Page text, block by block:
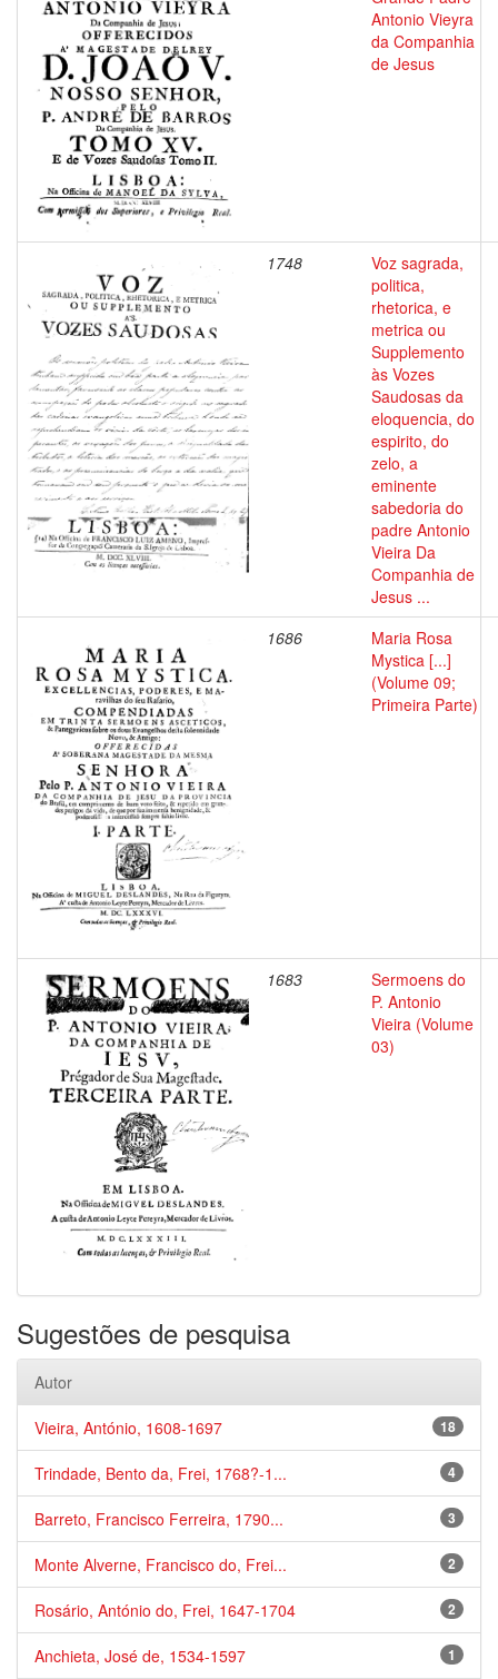
Antonio Vieyra
da Companhia
de Jesus
1748
Voz sagrada,
politica,
rhetorica, e
metrica ou
Supplemento
às Vozes
Saudosas da
eloquencia, do
espirito, do
zelo, a
eminente
sabedoria do
padre Antonio
Vieira Da
Companhia de
Jesus ...
1686
Maria Rosa
Mystica [...]
(Volume 09;
Primeira Parte)
1683
Sermoens do
P. Antonio
Vieira (Volume
03)
Sugestões de pesquisa
Autor
18
Vieira, António, 1608-1697
4
Trindade, Bento da, Frei, 1768?-1...
3
Barreto, Francisco Ferreira, 1790...
2
Monte Alverne, Francisco do, Frei...
2
Rosário, António do, Frei, 1647-1704
1
Anchieta, José de, 1534-1597